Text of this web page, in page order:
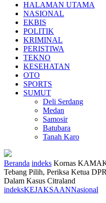
HALAMAN UTAMA
NASIONAL
EKBIS
POLITIK
KRIMINAL
PERISTIWA
TEKNO
KESEHATAN
OTO
SPORTS
SUMUT
Deli Serdang
Medan
Samosir
Batubara
Tanah Karo
Beranda indeks Kornas
Tebang Pilih, Periksa Ketua
Dalam Kasus Citraland
indeksKEJAKSAANNasional